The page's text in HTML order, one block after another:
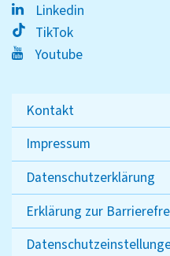
Linkedin
TikTok
Youtube
Kontakt
Impressum
Datenschutzerklärung
Erklärung zur